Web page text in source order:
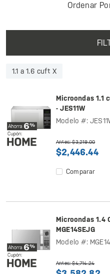
Ordenar
1.1 a 1.6 cuft X
Microondas 1.1
- JES11W
Modelo #:
Antes: $3,219.00
$2,446.44
Comparar
Microondas 1.4
MGE14SEJG
Modelo #:
Antes: $4,714.24